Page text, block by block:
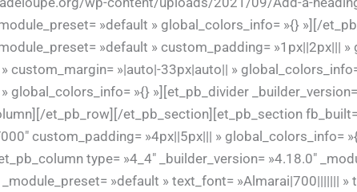
»default » global_colors_info= »{} »][/
»default » custom_padding= »1px||2px|||
custom_margin= »|auto|-33px|auto|| »
global_colors_info= »{} »][et_pb_divider
et_pb_row][/et_pb_section][et_pb_section fb_built=
custom_padding= »4px||5px||| » global_colors_info=
type= »4_4″ _builder_version= »4.18.0″
_module_preset= »default » text_font= »Almarai|700|||||||